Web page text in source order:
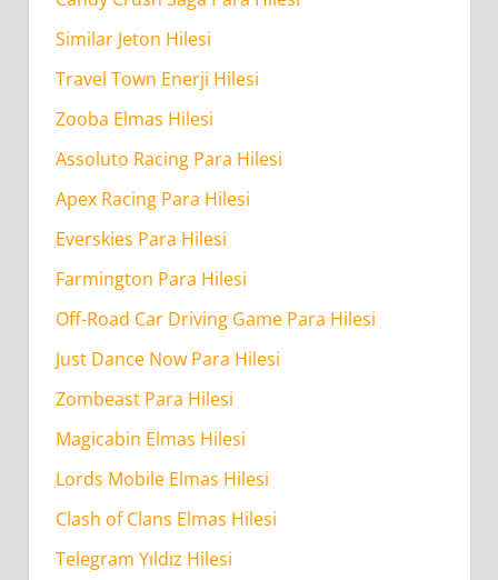
Similar Jeton Hilesi
Travel Town Enerji Hilesi
Zooba Elmas Hilesi
Assoluto Racing Para Hilesi
Apex Racing Para Hilesi
Everskies Para Hilesi
Farmington Para Hilesi
Off-Road Car Driving Game Para Hilesi
Just Dance Now Para Hilesi
Zombeast Para Hilesi
Magicabin Elmas Hilesi
Lords Mobile Elmas Hilesi
Clash of Clans Elmas Hilesi
Telegram Yıldız Hilesi